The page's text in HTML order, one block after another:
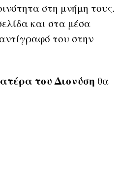
στη μνήμη τους.
και στα μέσα
του στην
του Διονύση θα